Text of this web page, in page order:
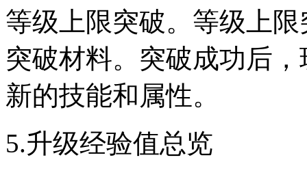
等级上限突破。等级上
突破材料。突破成功后
新的技能和属性。
5.升级经验值总览